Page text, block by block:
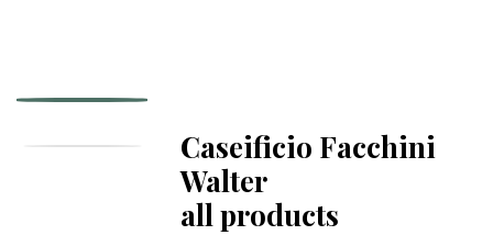
Caseificio Facchini
Walter
all products